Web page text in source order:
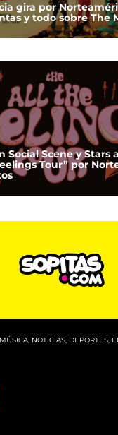
gira por
y todo sobre The
Social Scene y Stars
Tour” por
NOTICIAS, DEPORTES,